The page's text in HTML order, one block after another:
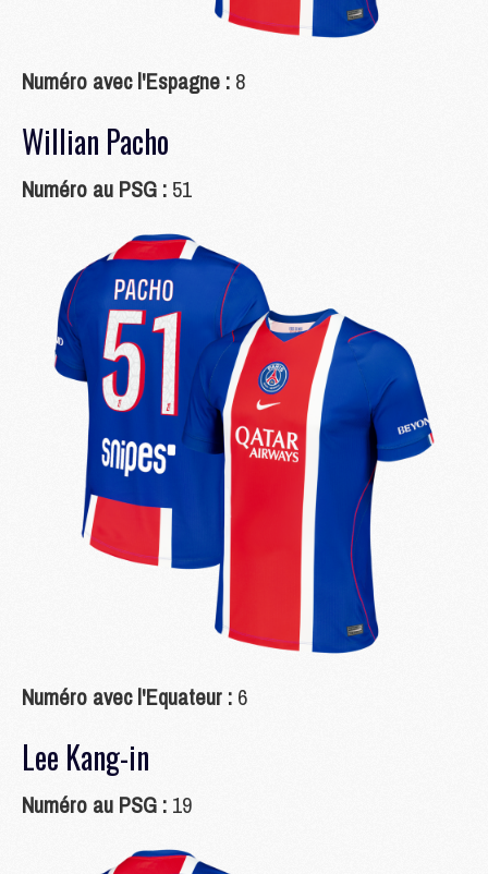
Numéro avec l'Espagne : 8
Willian Pacho
Numéro au PSG : 51
Numéro avec l'Equateur : 6
Lee Kang-in
Numéro au PSG : 19